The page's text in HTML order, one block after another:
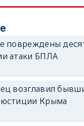
повреждены
атаки БПЛА
возглавил
Крыма